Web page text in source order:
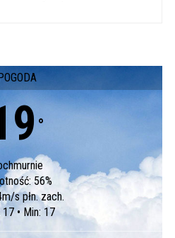
°
56%
s płn. zach.
17 • Min: 17